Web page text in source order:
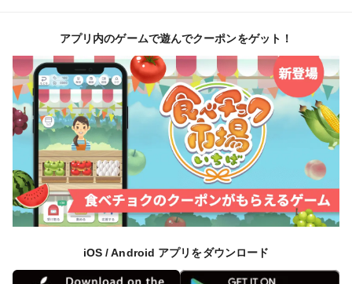
アプリ内のゲームで遊んでクーポンをゲット！
iOS / Android アプリをダウンロード